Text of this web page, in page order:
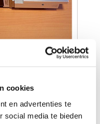
cookies
en advertenties te
social media te bieden